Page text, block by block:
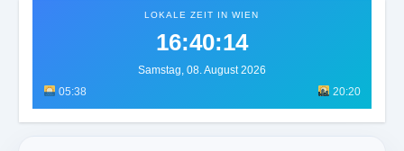
LOKALE ZEIT IN WIEN
16:40:17
Samstag, 08. August 2026
05:38
20:20